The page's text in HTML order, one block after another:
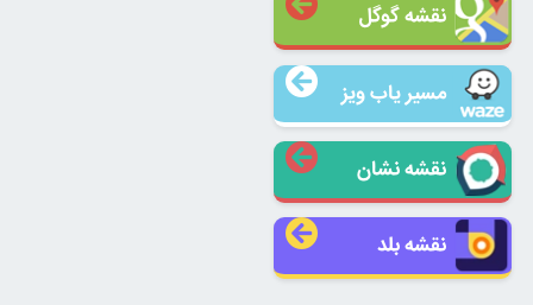
نقشه گوگل
مسیر یاب ویز
نقشه نشان
نقشه بلد